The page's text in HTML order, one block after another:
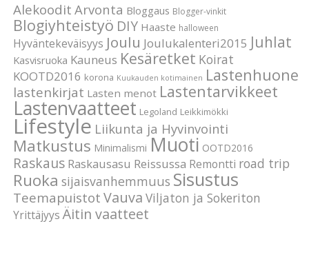
Alekoodit Arvonta Bloggaus Blogger-vinkit
Blogiyhteistyö DIY Haaste halloween
Hyväntekeväisyys Joulu Joulukalenteri2015 Juhlat
Kasvisruoka Kauneus Kesäretket Koirat
KOOTD2016 korona Kuukauden kotimainen Lastenhuone
lastenkirjat Lasten menot Lastentarvikkeet
Lastenvaatteet Legoland Leikkimökki
Lifestyle Liikunta ja Hyvinvointi
Matkustus Minimalismi Muoti OOTD2016
Raskaus Raskausasu Reissussa Remontti road trip
Ruoka sijaisvanhemmuus Sisustus
Teemapuistot Vauva Viljaton ja Sokeriton
Yrittäjyys Äitin vaatteet